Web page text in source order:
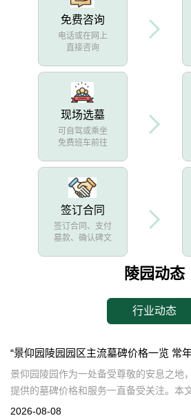
免费咨询
电话或在网上
直接咨询
现场选墓
可自驾或乘坐
免费班车前往
签订合同
签订合同、支付
墓款、确认碑文
陵园动态
行业动态
景仰园陵园作为一处备受尊敬的安息之地
提供的墓碑价格和服务一直备受关注。本
深入探讨景仰园陵园园区主流墓碑的价格体
2026-08-08